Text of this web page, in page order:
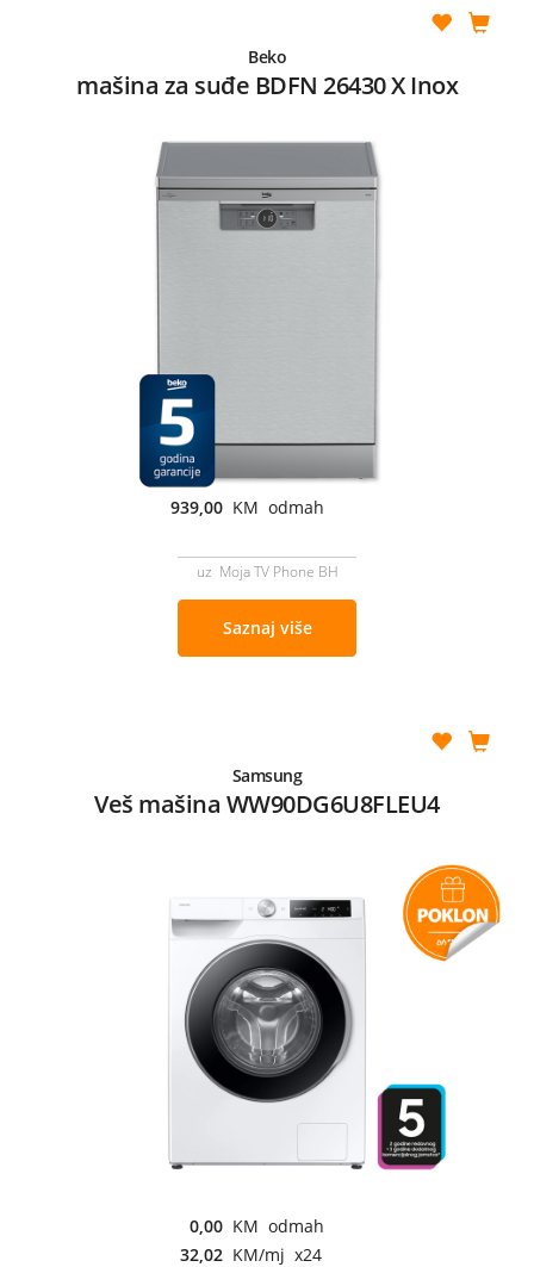
Beko
mašina za suđe BDFN 26430 X Inox
939,00 KM odmah
uz Moja TV Phone BH
Saznaj više
Samsung
Veš mašina WW90DG6U8FLEU4
0,00 KM odmah
32,02 KM/mj x24